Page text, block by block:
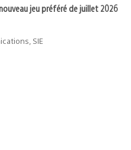
jeu préféré de juillet 2026
SIE